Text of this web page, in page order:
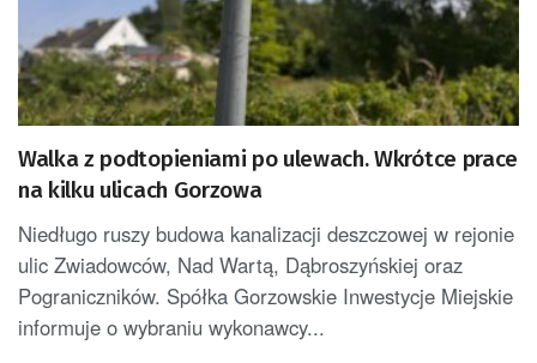
Walka z podtopieniami po ulewach. Wkrótce prace
na kilku ulicach Gorzowa
Niedługo ruszy budowa kanalizacji deszczowej w rejonie
ulic Zwiadowców, Nad Wartą, Dąbroszyńskiej oraz
Pograniczników. Spółka Gorzowskie Inwestycje Miejskie
informuje o wybraniu wykonawcy...